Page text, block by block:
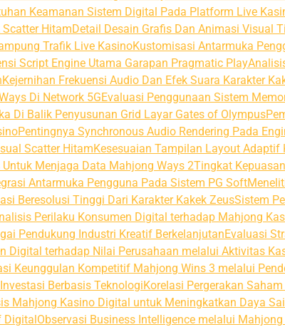
Keamanan Sistem Digital Pada Platform Live
HitamDetail Desain Grafis Dan Animasi Visual
Trafik Live KasinoKustomisasi Antarmuka
Script Engine Utama Garapan Pragmatic Play
Kejernihan Frekuensi Audio Dan Efek Suara Karakter
Di Network 5GEvaluasi Penggunaan Sistem
Di Balik Penyusunan Grid Layar Gates of Olympus
Pentingnya Synchronous Audio Rendering Pada
Scatter HitamKesesuaian Tampilan Layout Adaptif
Menjaga Data Mahjong Ways 2Tingkat
Antarmuka Pengguna Pada Sistem PG Soft
Beresolusi Tinggi Dari Karakter Kakek ZeusSistem
Perilaku Konsumen Digital terhadap Mahjong
Pendukung Industri Kreatif BerkelanjutanEvaluasi
Digital terhadap Nilai Perusahaan melalui Aktivitas
Keunggulan Kompetitif Mahjong Wins 3 melalui
Berbasis TeknologiKorelasi Pergerakan
Mahjong Kasino Digital untuk Meningkatkan Daya
DigitalObservasi Business Intelligence melalui